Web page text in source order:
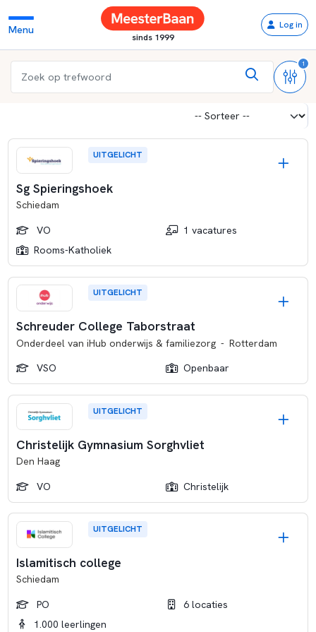
Menu
sinds 1999
Log in
1
UITGELICHT
Sg Spieringshoek
Schiedam
VO
1 vacatures
Rooms-Katholiek
UITGELICHT
Schreuder College Taborstraat
Onderdeel van iHub onderwijs & familiezorg - Rotterdam
VSO
Openbaar
UITGELICHT
Christelijk Gymnasium Sorghvliet
Den Haag
VO
Christelijk
UITGELICHT
Islamitisch college
Schiedam
PO
6 locaties
1.000 leerlingen